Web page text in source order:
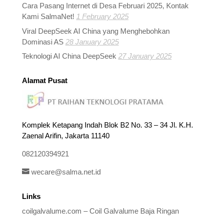
Cara Pasang Internet di Desa Februari 2025, Kontak
Kami SalmaNet! 1 February 2025
Viral DeepSeek AI China yang Menghebohkan
Dominasi AS 28 January 2025
Teknologi AI China DeepSeek 27 January 2025
Alamat Pusat
Komplek Ketapang Indah Blok B2 No. 33 – 34 Jl. K.H.
Zaenal Arifin, Jakarta 11140
082120394921
wecare@salma.net.id
Links
coilgalvalume.com – Coil Galvalume Baja Ringan